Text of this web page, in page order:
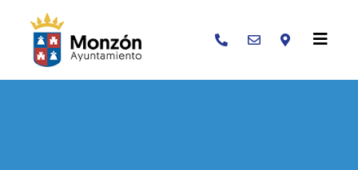
Buscar